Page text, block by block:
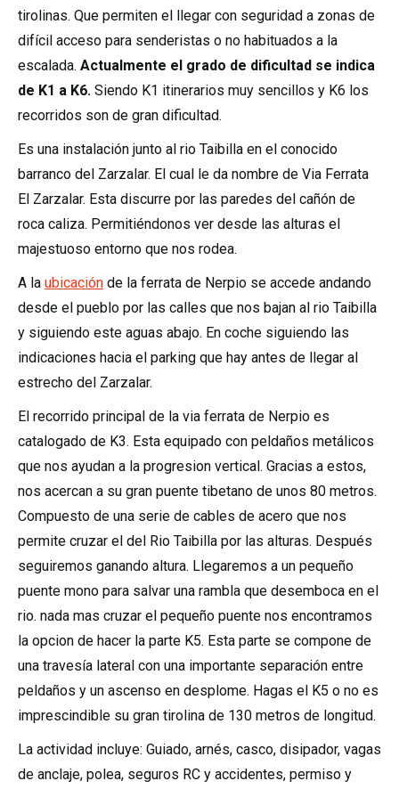
tirolinas. Que permiten el llegar con seguridad a zonas de
difícil acceso para senderistas o no habituados a la
escalada. Actualmente el grado de dificultad se indica
de K1 a K6. Siendo K1 itinerarios muy sencillos y K6 los
recorridos son de gran dificultad.
Es una instalación junto al rio Taibilla en el conocido
barranco del Zarzalar. El cual le da nombre de Via Ferrata
El Zarzalar. Esta discurre por las paredes del cañón de
roca caliza. Permitiéndonos ver desde las alturas el
majestuoso entorno que nos rodea.
A la ubicación de la ferrata de Nerpio se accede andando
desde el pueblo por las calles que nos bajan al rio Taibilla
y siguiendo este aguas abajo. En coche siguiendo las
indicaciones hacia el parking que hay antes de llegar al
estrecho del Zarzalar.
El recorrido principal de la via ferrata de Nerpio es
catalogado de K3. Esta equipado con peldaños metálicos
que nos ayudan a la progresion vertical. Gracias a estos,
nos acercan a su gran puente tibetano de unos 80 metros.
Compuesto de una serie de cables de acero que nos
permite cruzar el del Rio Taibilla por las alturas. Después
seguiremos ganando altura. Llegaremos a un pequeño
puente mono para salvar una rambla que desemboca en el
rio. nada mas cruzar el pequeño puente nos encontramos
la opcion de hacer la parte K5. Esta parte se compone de
una travesía lateral con una importante separación entre
peldaños y un ascenso en desplome. Hagas el K5 o no es
imprescindible su gran tirolina de 130 metros de longitud.
La actividad incluye: Guiado, arnés, casco, disipador, vagas
de anclaje, polea, seguros RC y accidentes, permiso y